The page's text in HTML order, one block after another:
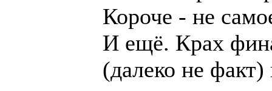
Короче - не
И ещё. Крах
(далеко не факт)